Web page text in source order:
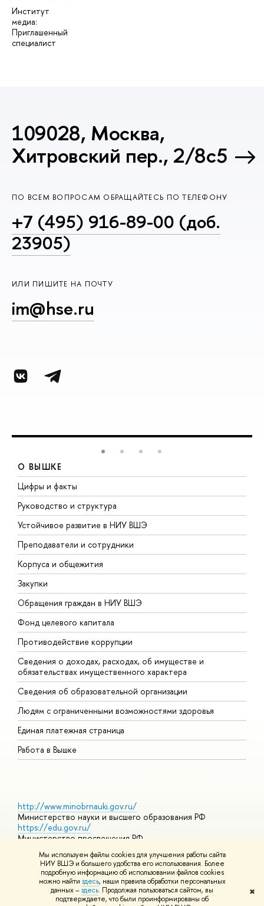
Мы используем файлы cookies для улучшения работы сайта
НИУ ВШЭ и большего удобства его использования. Более
подробную информацию об использовании файлов cookies
можно найти здесь, наши правила обработки персональных
данных –здесь. Продолжая пользоваться сайтом, вы
подтверждаете, что были проинформированы об
✖
Институт
медиа:
Приглашенный
специалист
109028, Москва,
Хитровский пер., 2/8с5
ПО ВСЕМ ВОПРОСАМ ОБРАЩАЙТЕСЬ ПО ТЕЛЕФОНУ
+7 (495) 916-89-00 (доб.
23905)
ИЛИ ПИШИТЕ НА ПОЧТУ
im@hse.ru
О ВЫШКЕ
Цифры и факты
Руководство и структура
Устойчивое развитие в НИУ ВШЭ
Преподаватели и сотрудники
Корпуса и общежития
Закупки
Обращения граждан в НИУ ВШЭ
Фонд целевого капитала
Противодействие коррупции
Сведения о доходах, расходах, об имуществе и
обязательствах имущественного характера
Сведения об образовательной организации
Людям с ограниченными возможностями здоровья
Единая платежная страница
Работа в Вышке
http://www.minobrnauki.gov.ru/
Министерство науки и высшего образования РФ
https://edu.gov.ru/
Министерство просвещения РФ
https://elearning.hse.ru/mooc
Массовые открытые онлайн-курсы
© НИУ ВШЭ 1993–2026 Адреса и контактыУсловия
использования материалов Политика конфиденциальности